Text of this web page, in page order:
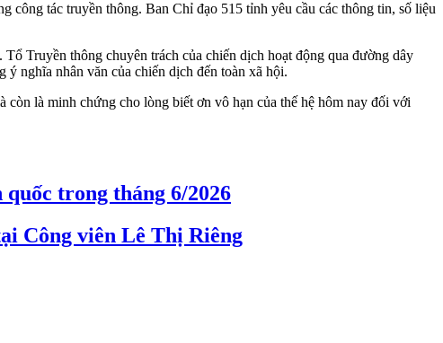
công tác truyền thông. Ban Chỉ đạo 515 tỉnh yêu cầu các thông tin, số liệu
Truyền thông chuyên trách của chiến dịch hoạt động qua đường dây
ý nghĩa nhân văn của chiến dịch đến toàn xã hội.
là minh chứng cho lòng biết ơn vô hạn của thế hệ hôm nay đối với
trong tháng 6/2026
Công viên Lê Thị Riêng